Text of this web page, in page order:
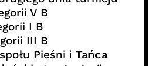
V B
I B
III B
Pieśni i Tańca